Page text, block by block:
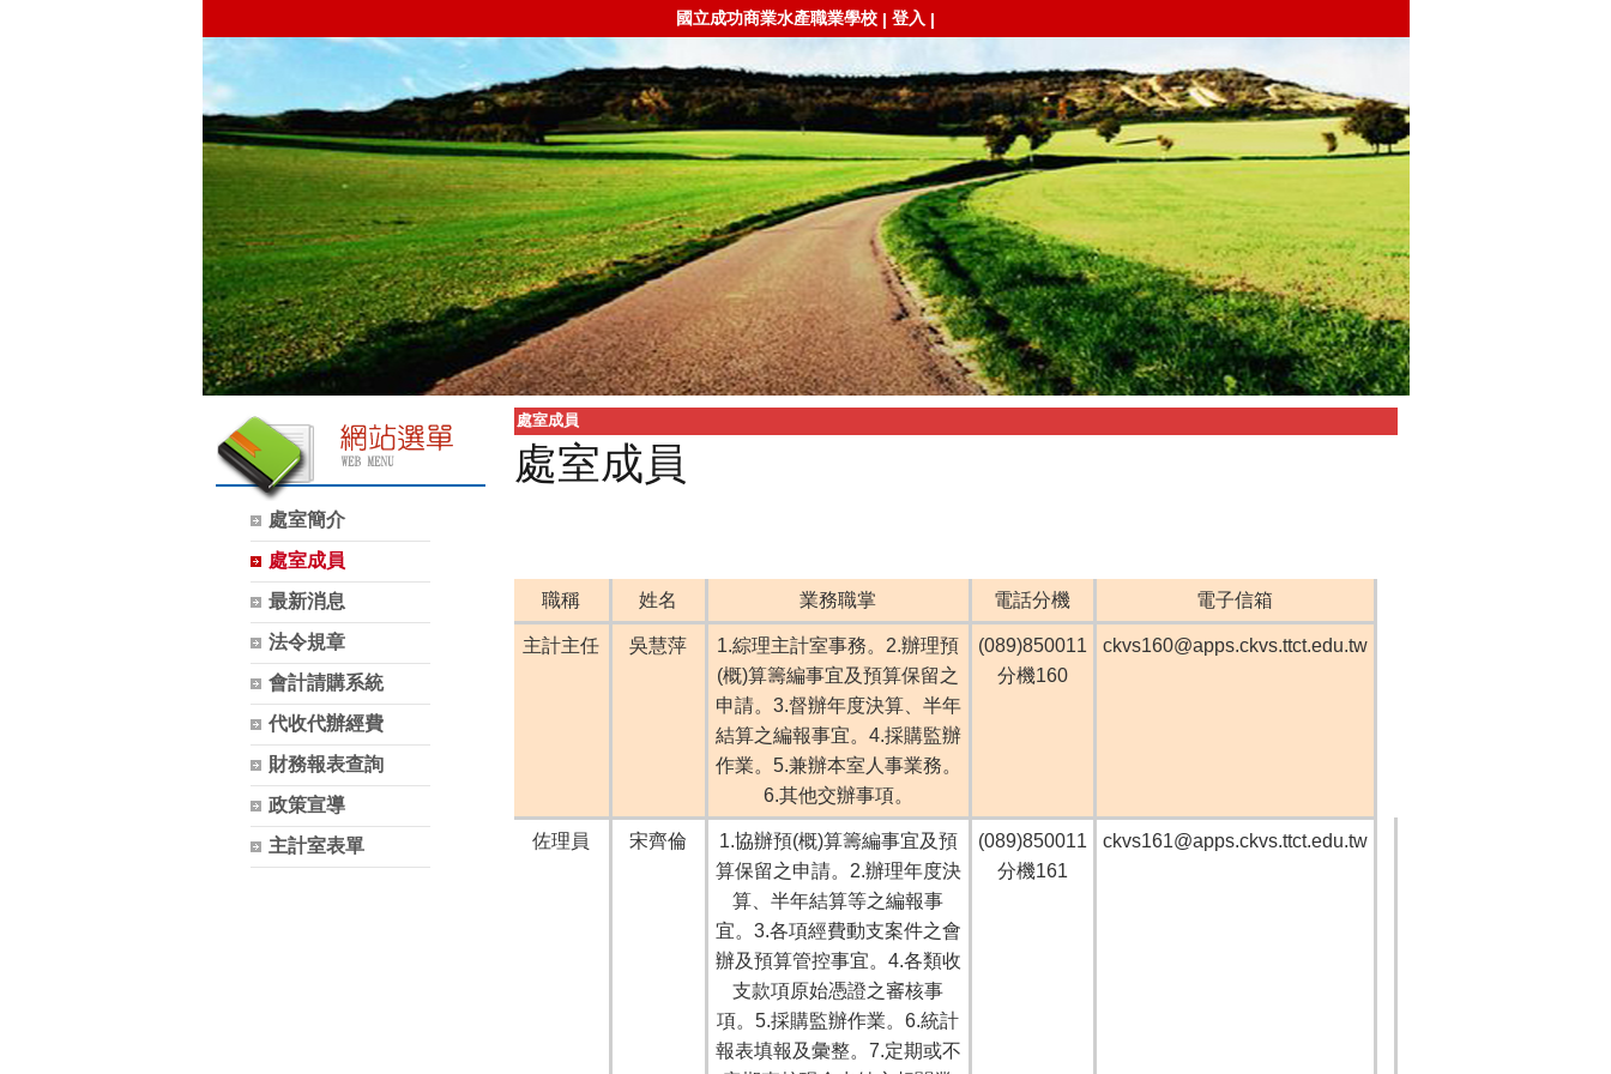
國立成功商業水產職業學校 | 登入 |
處室簡介
處室成員
最新消息
法令規章
會計請購系統
代收代辦經費
財務報表查詢
政策宣導
主計室表單
處室成員
處室成員
職稱 姓名 業務職掌 電話分機 電子信箱
主計主任 吳慧萍
1.綜理主計室事務。2.辦理預
(概)算籌編事宜及預算保留之
申請。3.督辦年度決算、半年
結算之編報事宜。4.採購監辦
作業。5.兼辦本室人事業務。
6.其他交辦事項。
(089)850011
分機160
ckvs160@apps.ckvs.ttct.edu.tw
佐理員 宋齊倫
1.協辦預(概)算籌編事宜及預
算保留之申請。2.辦理年度決
算、半年結算等之編報事
宜。3.各項經費動支案件之會
辦及預算管控事宜。4.各類收
支款項原始憑證之審核事
項。5.採購監辦作業。6.統計
報表填報及彙整。7.定期或不
(089)850011
分機161
ckvs161@apps.ckvs.ttct.edu.tw